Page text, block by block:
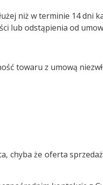
niż w terminie 14
lub odstąpienia od
towaru z umową
że oferta